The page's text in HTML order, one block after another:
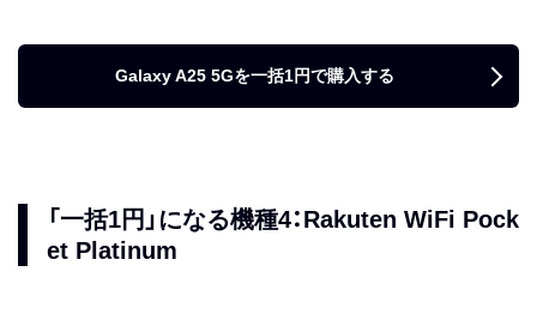
Galaxy A25 5Gを一括1円で購入する
「一括1円」になる機種4：Rakuten WiFi Pock
et Platinum